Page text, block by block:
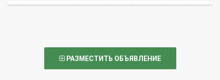
РАЗМЕСТИТЬ ОБЪЯВЛЕНИЕ